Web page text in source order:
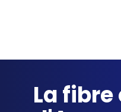
La